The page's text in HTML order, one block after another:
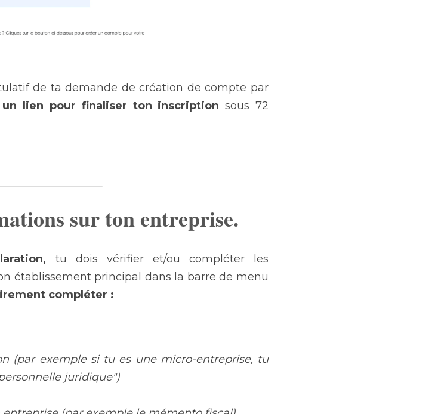
de ta demande de création de compte par
un lien pour finaliser ton inscription sous 72
sur ton entreprise.
tu dois vérifier et/ou compléter les
établissement principal dans la barre de menu
compléter :
(par exemple si tu es une micro-entreprise, tu
juridique")